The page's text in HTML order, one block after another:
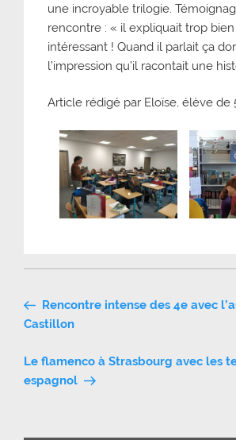
une incroyable trilogie.
rencontre : « il expliquait trop bien
intéressant ! Quand il parlait ça
l’impression qu’il racontait une
Article rédigé par Eloïse, élève de
Navigation
de
l’article
Rencontre intense des 4e avec
Castillon
Le flamenco à Strasbourg avec les
espagnol